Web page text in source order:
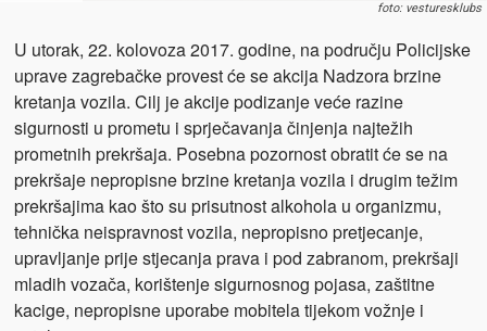
foto: vesturesklubs
U utorak, 22. kolovoza 2017. godine, na području Policijske
uprave zagrebačke provest će se akcija Nadzora brzine
kretanja vozila. Cilj je akcije podizanje veće razine
sigurnosti u prometu i sprječavanja činjenja najtežih
prometnih prekršaja. Posebna pozornost obratit će se na
prekršaje nepropisne brzine kretanja vozila i drugim težim
prekršajima kao što su prisutnost alkohola u organizmu,
tehnička neispravnost vozila, nepropisno pretjecanje,
upravljanje prije stjecanja prava i pod zabranom, prekršaji
mladih vozača, korištenje sigurnosnog pojasa, zaštitne
kacige, nepropisne uporabe mobitela tijekom vožnje i